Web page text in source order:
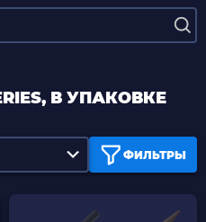
В УПАКОВКЕ
ФИЛЬТРЫ